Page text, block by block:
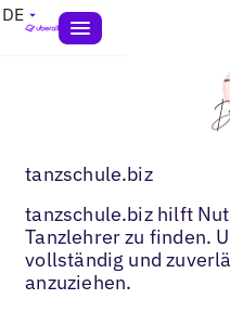
DE
tanzschule.biz
tanzschule.biz hilft
Tanzlehrer zu finden.
vollständig und
anzuziehen.